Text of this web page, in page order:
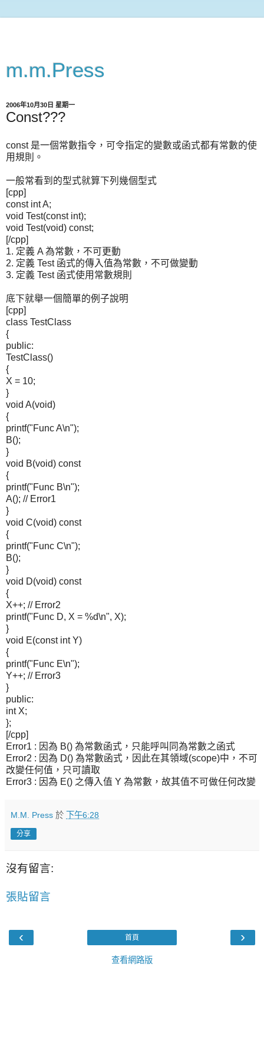
m.m.Press
2006年10月30日 星期一
Const???
const 是一個常數指令，可令指定的變數或函式都有常數的使
用規則。
一般常看到的型式就算下列幾個型式
[cpp]
const int A;
void Test(const int);
void Test(void) const;
[/cpp]
1. 定義 A 為常數，不可更動
2. 定義 Test 函式的傳入值為常數，不可做變動
3. 定義 Test 函式使用常數規則
底下就舉一個簡單的例子說明
[cpp]
class TestClass
{
public:
TestClass()
{
X = 10;
}
void A(void)
{
printf("Func A\n");
B();
}
void B(void) const
{
printf("Func B\n");
A(); // Error1
}
void C(void) const
{
printf("Func C\n");
B();
}
void D(void) const
{
X++; // Error2
printf("Func D, X = %d\n", X);
}
void E(const int Y)
{
printf("Func E\n");
Y++; // Error3
}
public:
int X;
};
[/cpp]
Error1 : 因為 B() 為常數函式，只能呼叫同為常數之函式
Error2 : 因為 D() 為常數函式，因此在其領域(scope)中，不可
改變任何值，只可讀取
Error3 : 因為 E() 之傳入值 Y 為常數，故其值不可做任何改變
M.M. Press 於 下午6:28
分享
沒有留言:
張貼留言
‹ ›
首頁
查看網路版